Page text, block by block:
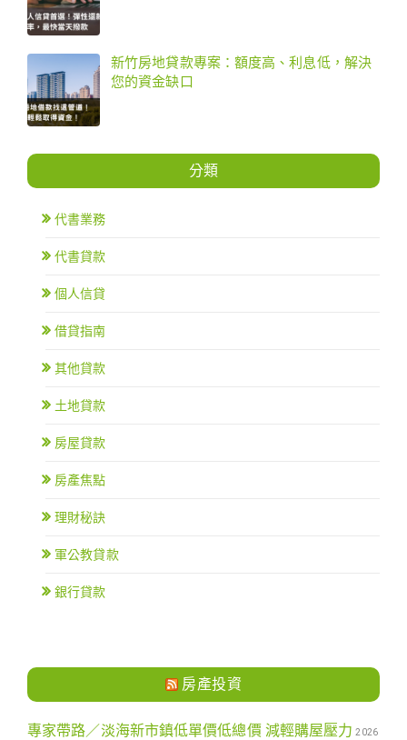
新竹房地貸款專案：額度高、利息低，解決
您的資金缺口
分類
代書業務
代書貸款
個人信貸
借貸指南
其他貸款
土地貸款
房屋貸款
房產焦點
理財秘訣
軍公教貸款
銀行貸款
房產投資
專家帶路／淡海新市鎮低單價低總價 減輕購屋壓力 2026